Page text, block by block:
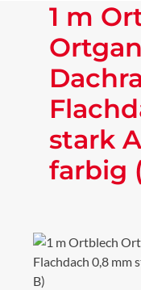
1 m
stark
farbig
Bildergalerie